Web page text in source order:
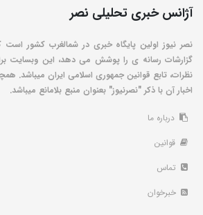
آژانس خبری تحلیلی نصر
نصر نیوز اولین پایگاه خبری در شمالغرب کشور
گزارشات رسانه ی را پوشش می دهد، این وبسایت
نظرات، تابع قوانین جمهوری اسلامی ایران میباشد.
اخبار آن با ذکر "نصرنیوز" بعنوان منبع بلامانع میباشد.
درباره ما
قوانین
تماس
خبرخوان